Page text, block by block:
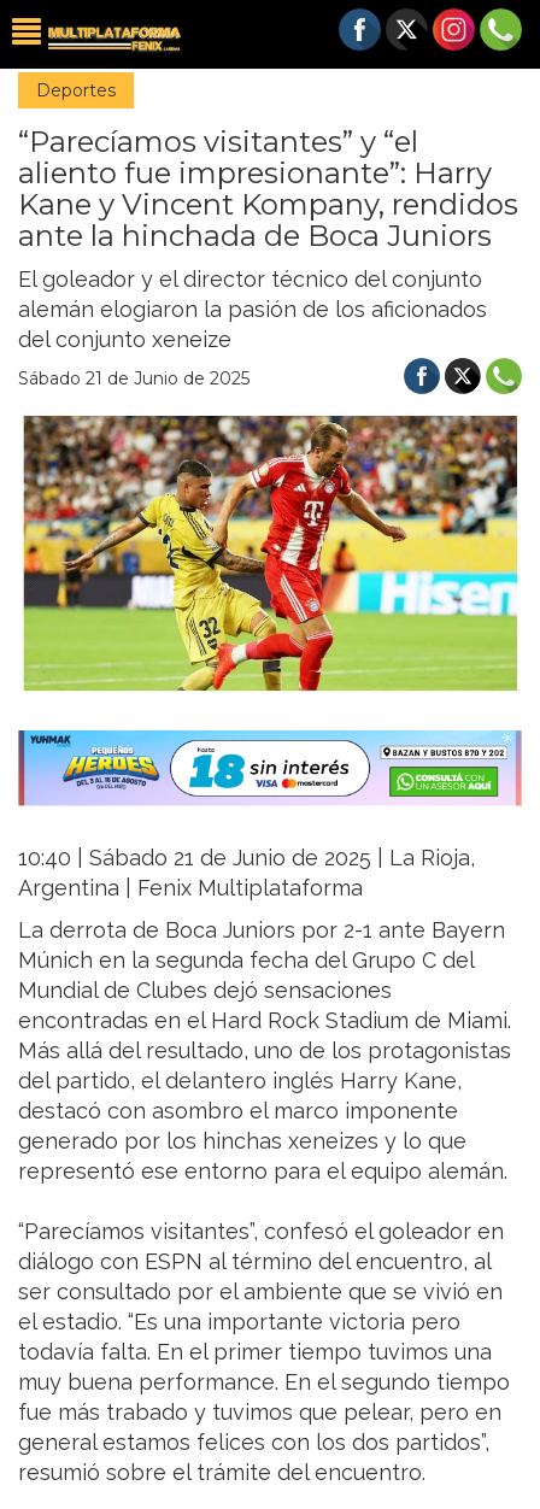
Deportes
“Parecíamos visitantes” y “el
aliento fue impresionante”: Harry
Kane y Vincent Kompany, rendidos
ante la hinchada de Boca Juniors
El goleador y el director técnico del conjunto
alemán elogiaron la pasión de los aficionados
del conjunto xeneize
Sábado 21 de Junio de 2025
10:40 | Sábado 21 de Junio de 2025 | La Rioja,
Argentina | Fenix Multiplataforma
La derrota de Boca Juniors por 2-1 ante Bayern
Múnich en la segunda fecha del Grupo C del
Mundial de Clubes dejó sensaciones
encontradas en el Hard Rock Stadium de Miami.
Más allá del resultado, uno de los protagonistas
del partido, el delantero inglés Harry Kane,
destacó con asombro el marco imponente
generado por los hinchas xeneizes y lo que
representó ese entorno para el equipo alemán.
“Parecíamos visitantes”, confesó el goleador en
diálogo con ESPN al término del encuentro, al
ser consultado por el ambiente que se vivió en
el estadio. “Es una importante victoria pero
todavía falta. En el primer tiempo tuvimos una
muy buena performance. En el segundo tiempo
fue más trabado y tuvimos que pelear, pero en
general estamos felices con los dos partidos”,
resumió sobre el trámite del encuentro.